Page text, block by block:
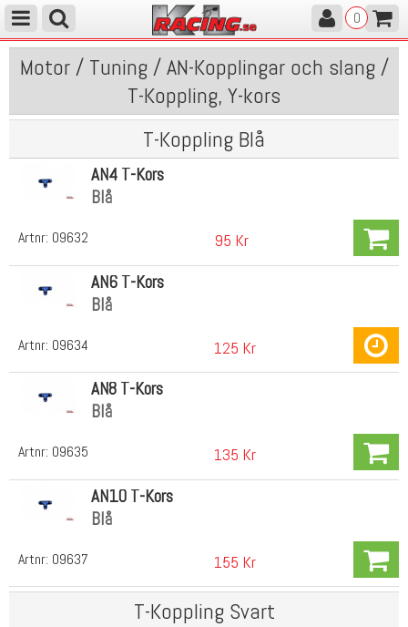
0
Motor / Tuning / AN-Kopplingar och slang /
T-Koppling, Y-kors
T-Koppling Blå
Artnr: 09632
AN4 T-Kors
Blå
95 Kr
Artnr: 09634
AN6 T-Kors
Blå
125 Kr
Artnr: 09635
AN8 T-Kors
Blå
135 Kr
Artnr: 09637
AN10 T-Kors
Blå
155 Kr
T-Koppling Svart